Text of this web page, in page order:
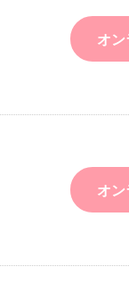
オ
オ